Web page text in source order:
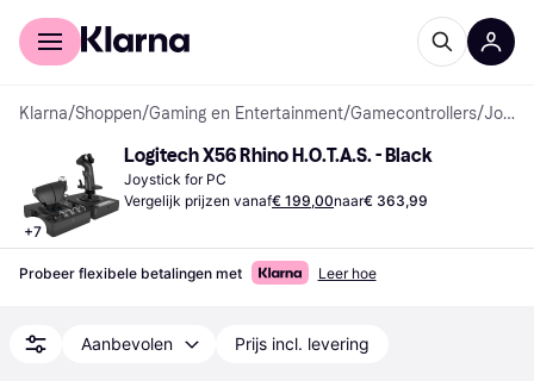
Voor shoppers
Klarna/Shoppen/Gaming en Entertainment/Gamecontrollers/ Joysticks
+7
Logitech X56 Rhino H.O.T.A.S. - Black
Joystick for PC
Vergelijk prijzen vanaf€ 199,00naar€ 363,99
Probeer flexibele betalingen met Leer hoe
Aanbevolen Prijs incl. levering